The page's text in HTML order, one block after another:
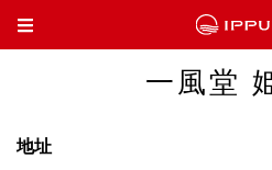
Toggle Header Menu
一風堂
地址